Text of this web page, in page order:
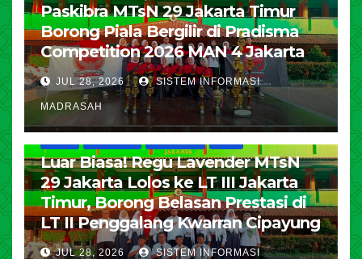
Paskibra MTsN 29 Jakarta Timur
Borong Piala Bergilir di Pradisma
Competition 2026 MAN 4 Jakarta
JUL 28, 2026 SISTEM INFORMASI
MADRASAH
Luar Biasa! Regu Lavender MTsN
29 Jakarta Lolos ke LT III Jakarta
Timur, Borong Belasan Prestasi di
LT II Penggalang Kwarran Cipayung
JUL 28, 2026 SISTEM INFORMASI